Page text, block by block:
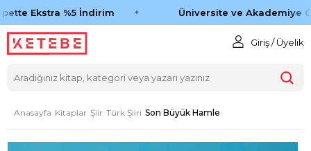
Ekstra %5 İndirim Üniversite ve Akademiye
Giriş / Üyelik
Anasayfa Kitaplar Şiir Türk Şiiri Son Büyük Hamle